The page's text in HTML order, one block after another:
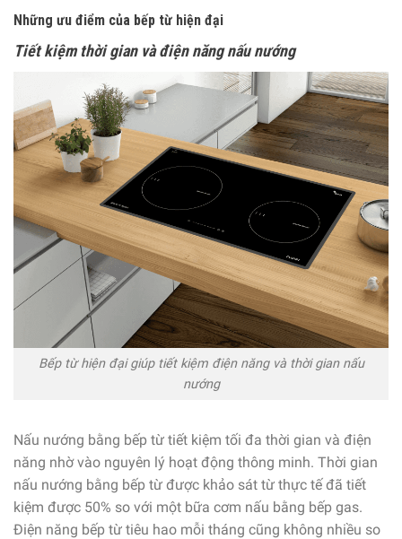
Những ưu điểm của bếp từ hiện đại
Tiết kiệm thời gian và điện năng nấu nướng
Bếp từ hiện đại giúp tiết kiệm điện năng và thời gian nấu
nướng
Nấu nướng bằng bếp từ tiết kiệm tối đa thời gian và điện
năng nhờ vào nguyên lý hoạt động thông minh. Thời gian
nấu nướng bằng bếp từ được khảo sát từ thực tế đã tiết
kiệm được 50% so với một bữa cơm nấu bằng bếp gas.
Điện năng bếp từ tiêu hao mỗi tháng cũng không nhiều so